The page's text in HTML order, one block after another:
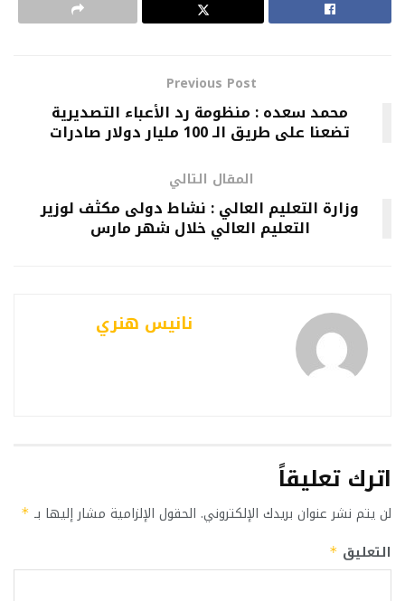
Previous Post
محمد سعده : منظومة رد الأعباء التصديرية
تضعنا على طريق الـ 100 مليار دولار صادرات
المقال التالي
وزارة التعليم العالي : نشاط دولى مكثف لوزير
التعليم العالي خلال شهر مارس
نانيس هنري
اترك تعليقاً
لن يتم نشر عنوان بريدك الإلكتروني. الحقول الإلزامية مشار إليها بـ *
التعليق *